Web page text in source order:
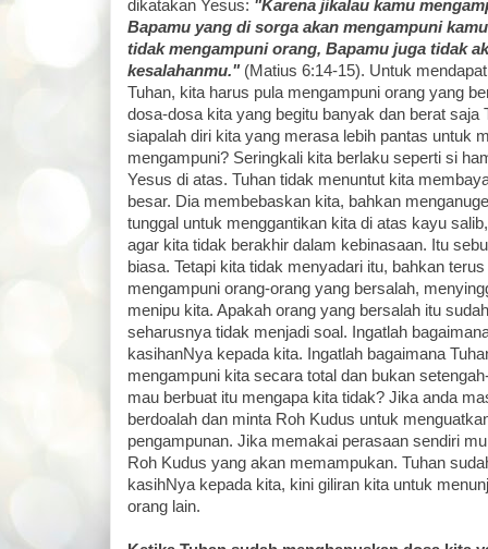
dikatakan Yesus: "Karena jikalau kamu
Bapamu yang di sorga akan mengampuni
tidak mengampuni orang, Bapamu juga tidak
kesalahanmu."(Matius 6:14-15). Untuk
Tuhan, kita harus pula mengampuni orang yang
dosa-dosa kita yang begitu banyak dan berat saja
siapalah diri kita yang merasa lebih pantas untuk
mengampuni? Seringkali kita berlaku seperti si
Yesus di atas. Tuhan tidak menuntut kita
besar. Dia membebaskan kita, bahkan
tunggal untuk menggantikan kita di atas kayu
agar kita tidak berakhir dalam kebinasaan. Itu
biasa. Tetapi kita tidak menyadari itu, bahkan
mengampuni orang-orang yang bersalah,
menipu kita. Apakah orang yang bersalah itu
seharusnya tidak menjadi soal. Ingatlah
kasihanNya kepada kita. Ingatlah bagaimana
mengampuni kita secara total dan bukan
mau berbuat itu mengapa kita tidak? Jika anda
berdoalah dan minta Roh Kudus untuk
pengampunan. Jika memakai perasaan sendiri
Roh Kudus yang akan memampukan. Tuhan
kasihNya kepada kita, kini giliran kita untuk
orang lain.